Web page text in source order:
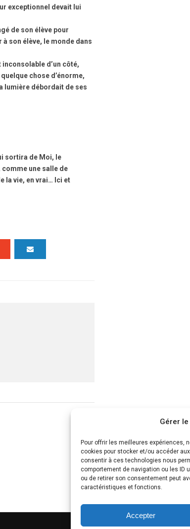
Gérer
Pour offrir les meilleures expériences,
cookies pour stocker et/ou accéder
consentir à ces technologies nous
comportement de navigation ou les ID
ou de retirer son consentement peut
caractéristiques et fonctions.
Accepter
exceptionnel devait lui
de son élève pour
son élève, le monde dans
d’un côté,
chose d’énorme,
lumière débordait de ses
sortira de Moi, le
une salle de
la vie, en vrai… Ici et